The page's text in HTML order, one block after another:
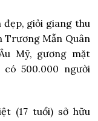
đẹp, giỏi giang thu
Trương Mẫn Quân
Mỹ, gương mặt
500.000 người
(17 tuổi) sở hữu